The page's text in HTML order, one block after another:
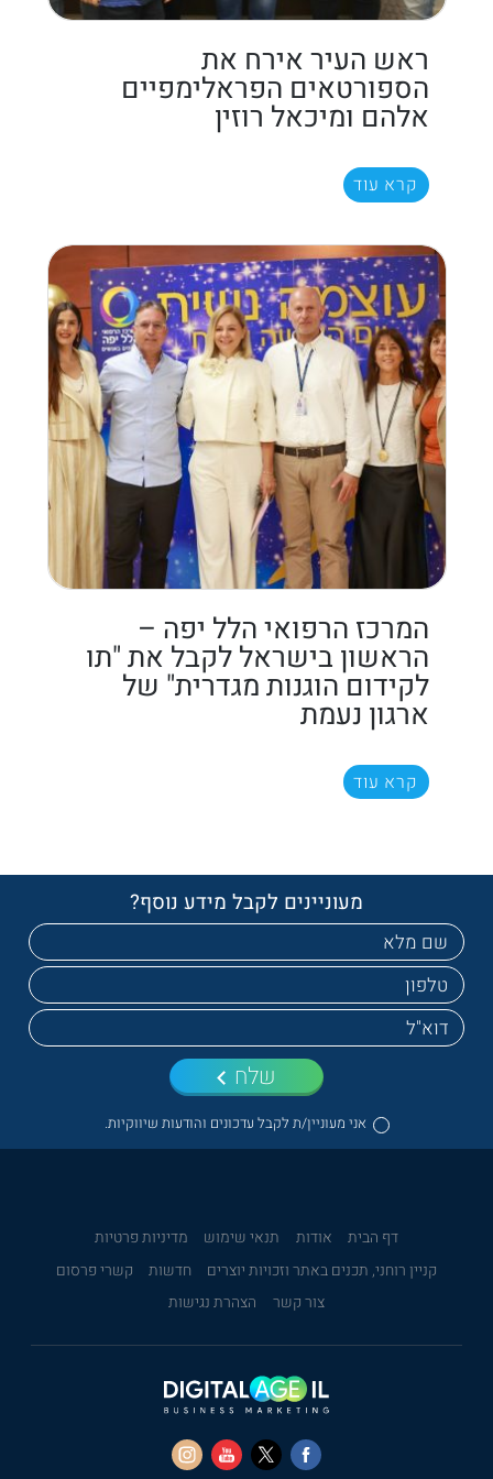
ראש העיר אירח את
הספורטאים הפראלימפיים
אלהם ומיכאל רוזין
קרא עוד
המרכז הרפואי הלל יפה –
הראשון בישראל לקבל את "תו
לקידום הוגנות מגדרית" של
ארגון נעמת
קרא עוד
מעוניינים לקבל מידע נוסף?
אני מעוניין/ת לקבל עדכונים והודעות שיווקיות.
שלח
דף הבית אודות תנאי שימוש
מדיניות פרטיות
קניין רוחני, תכנים באתר וזכויות יוצרים
חדשות
קשרי פרסום
צור קשר
הצהרת נגישות